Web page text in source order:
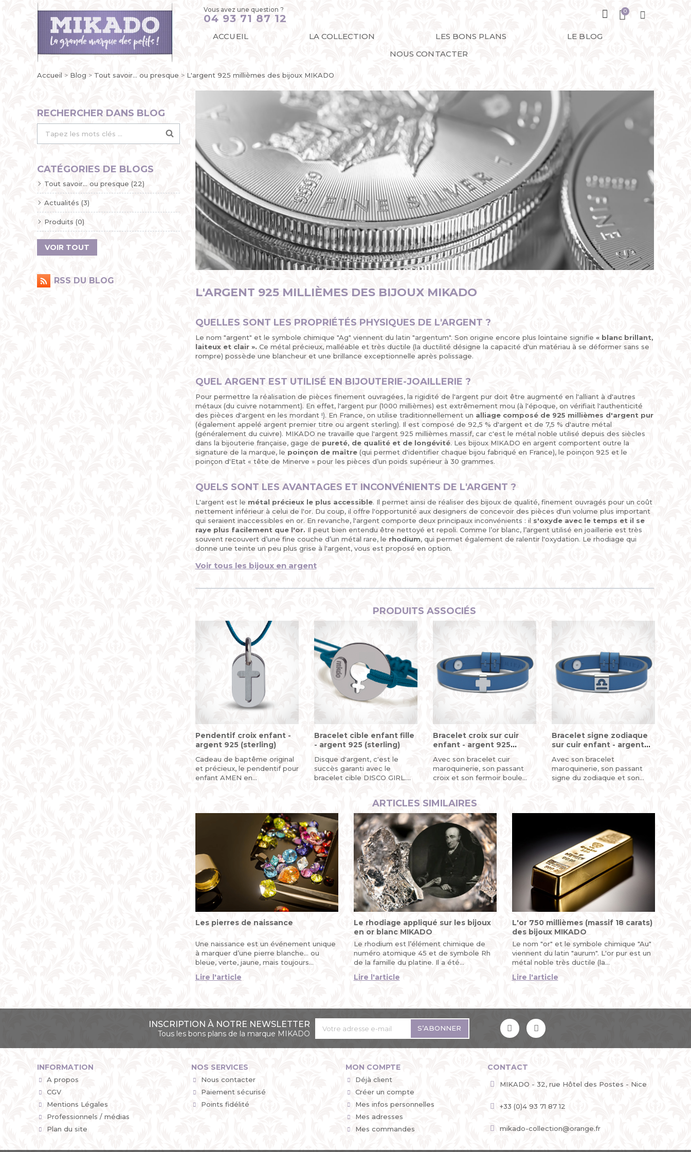
Vous avez une question ?
04 93 71 87 12
ACCUEIL LA COLLECTION LES BONS PLANS
LE BLOG
NOUS CONTACTER
Accueil Blog Tout savoir... ou presque L'argent 925 millièmes des bijoux MIKADO
RECHERCHER DANS BLOG
CATÉGORIES DE BLOGS
Tout savoir... ou presque (22)
Actualités (3)
Produits (0)
VOIR TOUT
RSS DU BLOG
L'ARGENT 925 MILLIÈMES DES BIJOUX MIKADO
QUELLES SONT LES PROPRIÉTÉS PHYSIQUES DE L'ARGENT ?
Le nom "argent" et le symbole chimique "Ag" viennent du latin "argentum". Son origine encore plus lointaine signifie « blanc brillant,
laiteux et clair ». Ce métal précieux, malléable et très ductile (la ductilité désigne la capacité d'un matériau à se déformer sans se
rompre) possède une blancheur et une brillance exceptionnelle après polissage.
QUEL ARGENT EST UTILISÉ EN BIJOUTERIE-JOAILLERIE ?
Pour permettre la réalisation de pièces finement ouvragées, la rigidité de l'argent pur doit être augmenté en l'alliant à d'autres
métaux (du cuivre notamment). En effet, l'argent pur (1000 millièmes) est extrêmement mou (à l'époque, on vérifiait l'authenticité
des pièces d'argent en les mordant !). En France, on utilise traditionnellement un alliage composé de 925 millièmes d'argent pur
(également appelé argent premier titre ou argent sterling). Il est composé de 92,5 % d'argent et de 7,5 % d'autre métal
(généralement du cuivre). MIKADO ne travaille que l'argent 925 millièmes massif, car c'est le métal noble utilisé depuis des siècles
dans la bijouterie française, gage de pureté, de qualité et de longévité. Les bijoux MIKADO en argent comportent outre la
signature de la marque, le poinçon de maître(qui permet d'identifier chaque bijou fabriqué en France), le poinçon 925 et le
poinçon d'Etat « tête de Minerve » pour les pièces d’un poids supérieur à 30 grammes.
QUELS SONT LES AVANTAGES ET INCONVÉNIENTS DE L'ARGENT ?
L'argent est le métal précieux le plus accessible. Il permet ainsi de réaliser des bijoux de qualité, finement ouvragés pour un coût
nettement inférieur à celui de l'or. Du coup, il offre l'opportunité aux designers de concevoir des pièces d'un volume plus important
qui seraient inaccessibles en or. En revanche, l'argent comporte deux principaux inconvénients : il s'oxyde avec le temps et il se
raye plus facilement que l'or. Il peut bien entendu être nettoyé et repoli. Comme l’or blanc, l’argent utilisé en joaillerie est très
souvent recouvert d’une fine couche d’un métal rare, le rhodium, qui permet également de ralentir l'oxydation. Le rhodiage qui
donne une teinte un peu plus grise à l'argent, vous est proposé en option.
Voir tous les bijoux en argent
PRODUITS ASSOCIÉS
Pendentif croix enfant -
argent 925 (sterling)
Cadeau de baptême original
et précieux, le pendentif pour
enfant AMEN en...
Bracelet cible enfant fille
- argent 925 (sterling)
Disque d'argent, c'est le
succès garanti avec le
bracelet cible DISCO GIRL....
Bracelet croix sur cuir
enfant - argent 925
Avec son bracelet cuir
maroquinerie, son passant
croix et son fermoir boule...
Bracelet signe zodiaque
sur cuir enfant - argent
Avec son bracelet
maroquinerie, son passant
signe du zodiaque et son
ARTICLES SIMILAIRES
Les pierres de naissance
Une naissance est un événement unique
à marquer d’une pierre blanche... ou
bleue, verte, jaune, mais toujours...
Lire l'article
Le rhodiage appliqué sur les bijoux
en or blanc MIKADO
Le rhodium est l’élément chimique de
numéro atomique 45 et de symbole Rh
de la famille du platine. Il a été
Lire l'article
L'or 750 millièmes (massif 18 carats)
des bijoux MIKADO
Le nom "or" et le symbole chimique "Au"
viennent du latin "aurum". L'or pur est un
métal noble très ductile (la...
Lire l'article
INSCRIPTION À NOTRE NEWSLETTER
Tous les bons plans de la marque MIKADO
S’ABONNER
INFORMATION
A propos
CGV
Mentions Légales
Professionnels / médias
Plan du site
NOS SERVICES
Nous contacter
Paiement sécurisé
Points fidélité
MON COMPTE
Déjà client
Créer un compte
Mes infos personnelles
Mes adresses
Mes commandes
CONTACT
MIKADO - 32, rue Hôtel des Postes - Nice
+33 (0)4 93 71 87 12
mikado-collection@orange.fr